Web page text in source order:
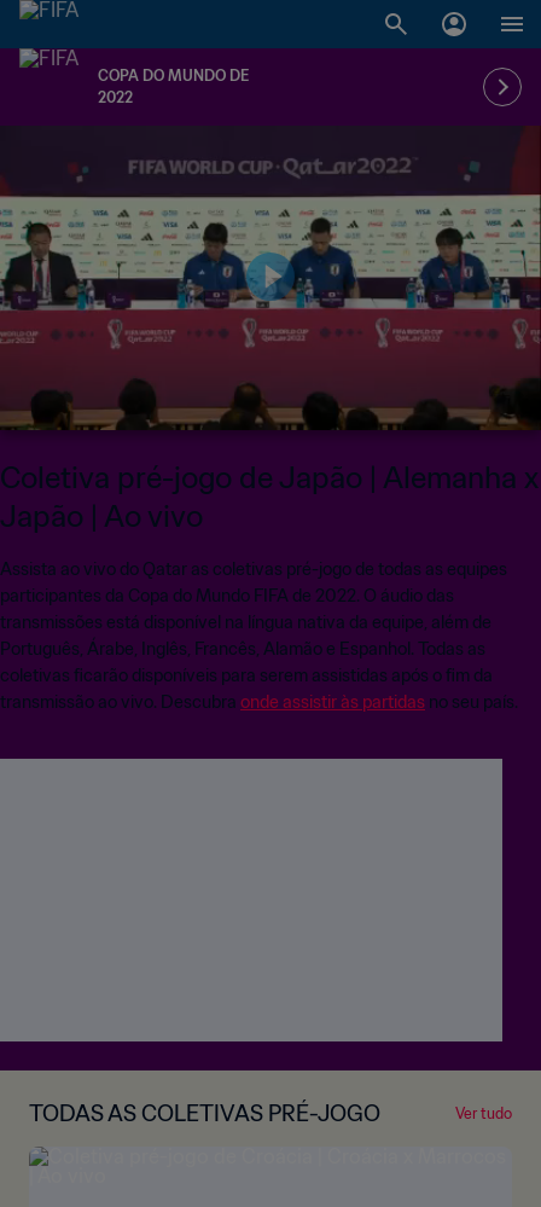
COPA DO MUNDO DE
2022
Coletiva pré-jogo de Japão | Alemanha x
Japão | Ao vivo
Assista ao vivo do Qatar as coletivas pré-jogo de todas as equipes
participantes da Copa do Mundo FIFA de 2022. O áudio das
transmissões está disponível na língua nativa da equipe, além de
Português, Árabe, Inglês, Francês, Alamão e Espanhol. Todas as
coletivas ficarão disponíveis para serem assistidas após o fim da
transmissão ao vivo. Descubra onde assistir às partidas no seu país.
TODAS AS COLETIVAS PRÉ-JOGO Ver tudo